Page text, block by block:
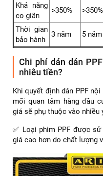
Khả năng
co giãn
>350% >350%
Thời gian
bảo hành
3 năm 5 năm
Chi phí dán dán
nhiêu tiền?
Khi quyết định dán PPF
mối quan tâm hàng đầu
giá sẽ phụ thuộc vào nhiều
✅ Loại phim PPF được sử
giá cao hơn do chất lượng